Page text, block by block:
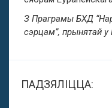
З Праграмы БХД
сэрцам”, прынятай у
ПАДЗЯЛІЦЦА: